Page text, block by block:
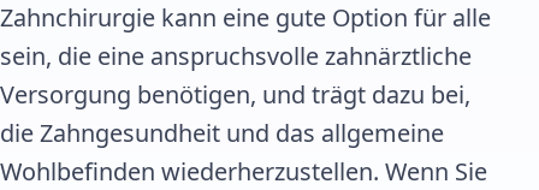
Zahnchirurgie kann eine gute Option für alle
sein, die eine anspruchsvolle zahnärztliche
Versorgung benötigen, und trägt dazu bei,
die Zahngesundheit und das allgemeine
Wohlbefinden wiederherzustellen. Wenn Sie